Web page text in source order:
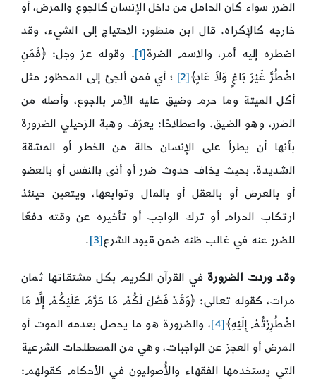
الضرر سواء كان الحامل من داخل الإنسان كالجوع والمرض، أو
خارجه كالإكراه. قال ابن منظور: الاحتياج إلى الشيء، وقد
اضطره إليه أمر، والاسم الضرة [1]
. وقوله عز وجل: ﴿فَمَنِ
اضْطُرَّ غَيْرَ بَاغٍ وَلاَ عَادٍ﴾ [2]
؛ أي فمن ألجئ إلى المحظور مثل
أكل الميتة وما حرم وضيق عليه الأمر بالجوع، وأصله من
الضرر، وهو الضيق. واصطلاحًا: يعرّف وهبة الزحيلي الضرورة
بأنها أن يطرأ على الإنسان حالة من الخطر أو المشقة
الشديدة، بحيث يخاف حدوث ضرر أو أذى بالنفس أو بالعضو
أو بالعرض أو بالعقل أو بالمال وتوابعها، ويتعين حينئذ
ارتكاب الحرام أو ترك الواجب أو تأخيره عن وقته دفعًا
للضرر عنه في غالب ظنه ضمن قيود الشرع [3]
.
وقد وردتالضرورة في القرآن الكريم بكل مشتقاتها ثمان
مرات، كقوله تعالى: ﴿وَقَدْ فَصَّلَ لَكُمْ مَا حَرَّمَ عَلَيْكُمْ إِلَّا مَا
اضْطُرِرْتُمْ إِلَيْهِ﴾ [4]
، والضرورة هو ما يحصل بعدمه الموت أو
المرض أو العجز عن الواجبات، وهي من المصطلحات الشرعية
التي يستخدمها الفقهاء والأُصوليون في الأحكام كقولهم: